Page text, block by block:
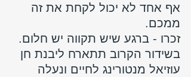
אף אחד לא יכול לקחת את זה
ממכם.
זכרו - ברגע שיש תקווה יש חלום.
בשידור הקרוב תתארח ליבנת חן
עוזיאל מנטורינג לחיים ונעלה